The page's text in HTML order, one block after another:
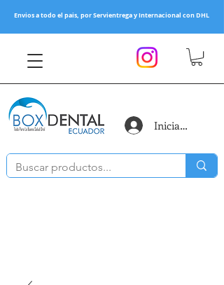
Envios a todo el pais, por Servientrega y Internacional con DHL
Iniciar sesión